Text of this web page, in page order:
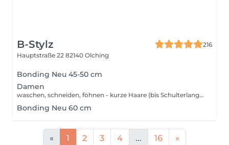
B-Stylz
216
Hauptstraße 22 82140 Olching
Bonding Neu 45-50 cm
Damen
waschen, schneiden, föhnen - kurze Haare (bis Schulterlang) - lange Haare (ab Schulterlang)
Bonding Neu 60 cm
« 1 2 3 4 ... 16 »